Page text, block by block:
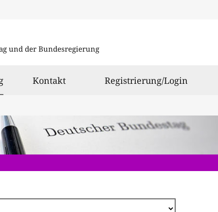
und der Bundesregierung
ausgewählt
Kontakt Registrierung/Login